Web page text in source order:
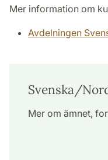
Mer information om
Avdelningen
Svenska/
Mer om ämnet,